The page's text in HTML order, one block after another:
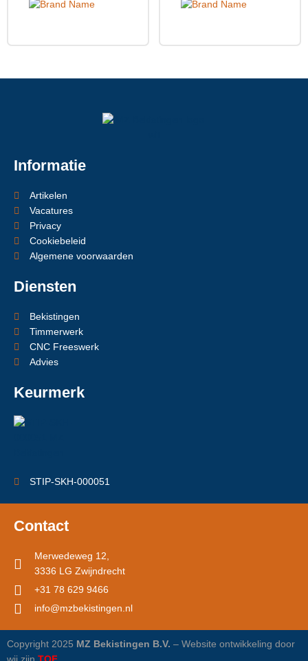
Informatie
Artikelen
Vacatures
Privacy
Cookiebeleid
Algemene voorwaarden
Diensten
Bekistingen
Timmerwerk
CNC Freeswerk
Advies
Keurmerk
STIP-SKH-000051
Contact
Merwedeweg 12,
3336 LG Zwijndrecht
+31 78 629 9466
info@mzbekistingen.nl
Copyright 2025 MZ Bekistingen B.V. – Website ontwikkeling door